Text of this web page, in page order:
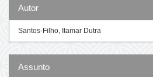
Autor
Santos-Filho, Itamar Dutra
Assunto